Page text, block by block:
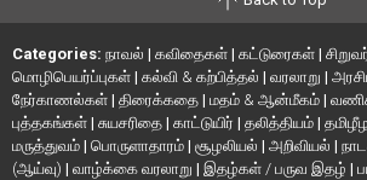
Categories: நாவல் | கவிதைகள் | கட்டுரைகள் |
மொழிபெயர்ப்புகள் | கல்வி & கற்பித்தல் | வரலாறு |
நேர்காணல்கள் | திரைக்கதை | மதம் & ஆன்மீகம் |
புத்தகங்கள் | சுயசரிதை | காட்டுயிர் | தலித்தியம் |
மருத்துவம் | பொருளாதாரம் | சூழலியல் | அறிவியல் |
(ஆய்வு) | வாழ்க்கை வரலாறு | இதழ்கள் / பருவ இதழ் |